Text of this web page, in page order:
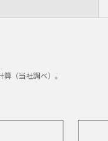
（当社調べ）。